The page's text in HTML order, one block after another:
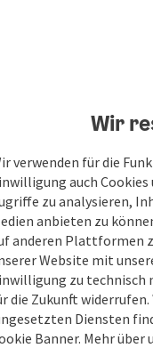
Wir
verwenden für die
auch
zu analysieren,
anbieten zu
anderen Plattformen
Website mit
zu technisch
die Zukunft
Diensten
Banner. Mehr über